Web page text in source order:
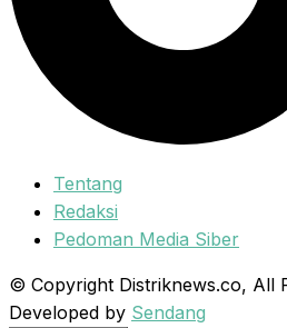
Tentang
Redaksi
Pedoman Media Siber
© Copyright Distriknews.co, All
Developed by Sendang